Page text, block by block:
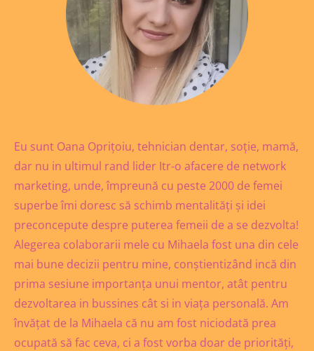
Eu sunt Oana Oprițoiu, tehnician dentar, soție, mamă,
dar nu in ultimul rand lider Itr-o afacere de network
marketing, unde, împreună cu peste 2000 de femei
superbe îmi doresc să schimb mentalități și idei
preconcepute despre puterea femeii de a se dezvolta!
Alegerea colaborarii mele cu Mihaela fost una din cele
mai bune decizii pentru mine, conștientizând incă din
prima sesiune importanța unui mentor, atât pentru
dezvoltarea in bussines cât si in viața personală. Am
învățat de la Mihaela că nu am fost niciodată prea
ocupată să fac ceva, ci a fost vorba doar de priorități,